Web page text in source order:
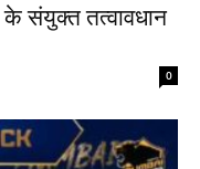
संयुक्त तत्वावधान
0